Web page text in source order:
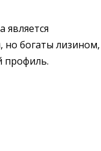
богаты лизином,
профиль.